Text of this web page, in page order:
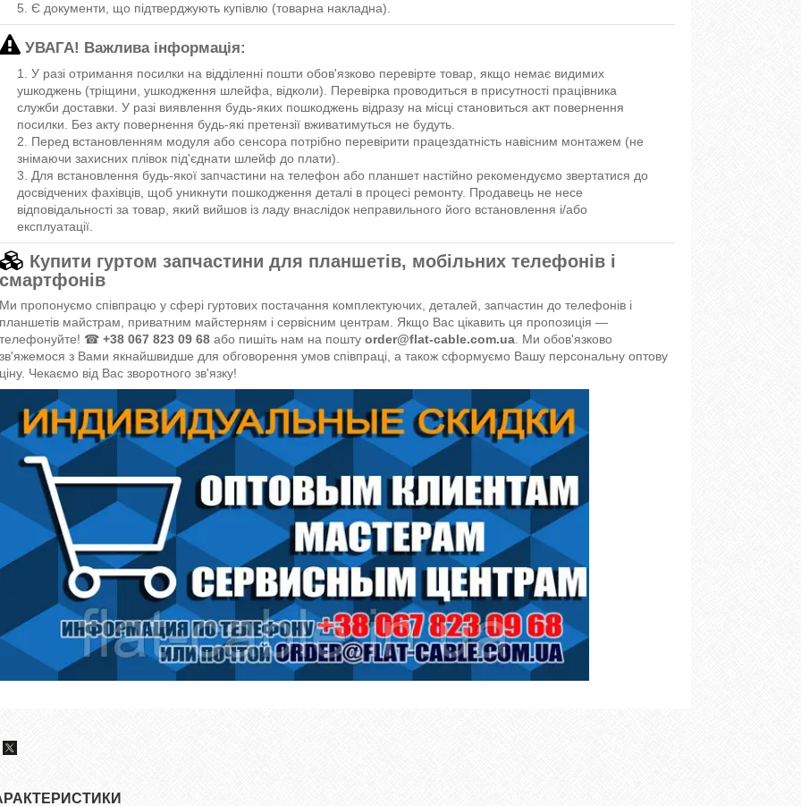
Є документи, що підтверджують купівлю (товарна накладна).
УВАГА! Важлива інформація:
У разі отримання посилки на відділенні пошти обов'язково перевірте товар, якщо немає видимих
ушкоджень (тріщини, ушкодження шлейфа, відколи). Перевірка проводиться в присутності працівника
служби доставки. У разі виявлення будь-яких пошкоджень відразу на місці становиться акт повернення
посилки. Без акту повернення будь-які претензії вживатимуться не будуть.
Перед встановленням модуля або сенсора потрібно перевірити працездатність навісним монтажем (не
знімаючи захисних плівок під'єднати шлейф до плати).
Для встановлення будь-якої запчастини на телефон або планшет настійно рекомендуємо звертатися до
досвідчених фахівців, щоб уникнути пошкодження деталі в процесі ремонту. Продавець не несе
відповідальності за товар, який вийшов із ладу внаслідок неправильного його встановлення і/або
експлуатації.
Купити гуртом запчастини для планшетів, мобільних телефонів і
смартфонів
Ми пропонуємо співпрацю у сфері гуртових постачання комплектуючих, деталей, запчастин до телефонів і
планшетів майстрам, приватним майстерням і сервісним центрам. Якщо Вас цікавить ця пропозиція —
телефонуйте! ☎ +38 067 823 09 68 або пишіть нам на пошту order@flat-cable.com.ua. Ми обов'язково
зв'яжемося з Вами якнайшвидше для обговорення умов співпраці, а також сформуємо Вашу персональну оптову
ціну. Чекаємо від Вас зворотного зв'язку!